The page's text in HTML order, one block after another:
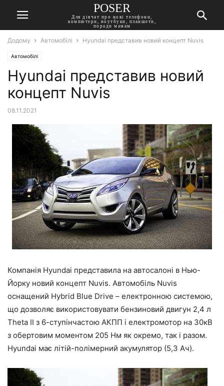
POSER
Для дівчат про нові телефони,
компютери, ноутбуки, планшети,
поради мамам
Додому Автомобілі Hyundai представив новий концепт Nuvis
Автомобілі
Hyundai представив новий
концепт Nuvis
08.11.2021
Компанія Hyundai представила на автосалоні в Нью-
Йорку новий концепт Nuvis. Автомобіль Nuvis
оснащений Hybrid Blue Drive – електронною системою,
що дозволяє використовувати бензиновий двигун 2,4 л
Theta II з 6-ступінчастою АКПП і електромотор на 30кВ
з обертовим моментом 205 Нм як окремо, так і разом.
Hyundai має літій-полімерний акумулятор (5,3 Ач).